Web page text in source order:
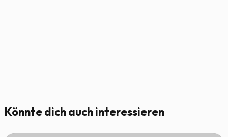
Könnte dich auch interessieren